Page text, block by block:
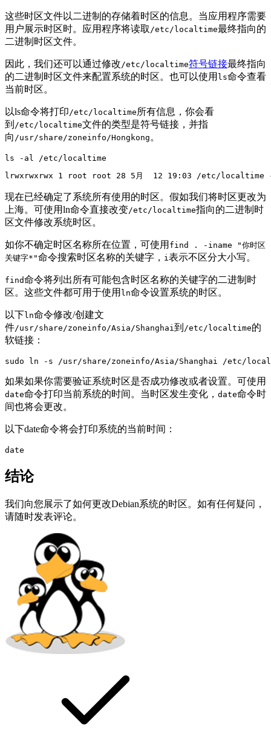
这些时区文件以二进制的存储着时区的信息。当应用程序需要
用户展示时区时。应用程序将读取 /etc/localtime最终指向的
二进制时区文件。
因此，我们还可以通过修改/etc/localtime符号链接最终指向
的二进制时区文件来配置系统的时区。也可以使用 ls命令查看
当前时区。
以ls命令将打印/etc/localtime 所有信息，你会看
到 /etc/localtime文件的类型是符号链接，并指
向 /usr/share/zoneinfo/Hongkong 。
ls -al /etc/localtime
lrwxrwxrwx 1 root root 28 5月  12 19:03 /etc/localtime
现在已经确定了系统所有使用的时区。假如我们将时区更改为
上海。可使用ln命令直接改变/etc/localtime指向的二进制时
区文件修改系统时区。
如你不确定时区名称所在位置，可使用 find . -iname "你时区
关键字*"命令搜索时区名称的关键字， i表示不区分大小写。
find命令将列出所有可能包含时区名称的关键字的二进制时
区。这些文件都可用于使用 ln命令设置系统的时区。
以下ln命令修改/创建文
件/usr/share/zoneinfo/Asia/Shanghai到 /etc/localtime的
软链接：
sudo ln -s /usr/share/zoneinfo/Asia/Shanghai /etc/
如果如果你需要验证系统时区是否成功修改或者设置。可使用
date命令打印当前系统的时间。当时区发生变化， date命令时
间也将会更改。
以下date命令将会打印系统的当前时间：
date
结论
我们向您展示了如何更改Debian系统的时区。如有任何疑问，
请随时发表评论。